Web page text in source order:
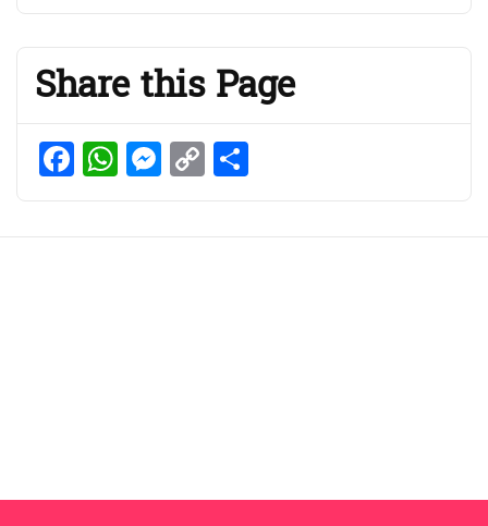
Share this Page
Facebook
WhatsApp
Messenger
Copy
Link